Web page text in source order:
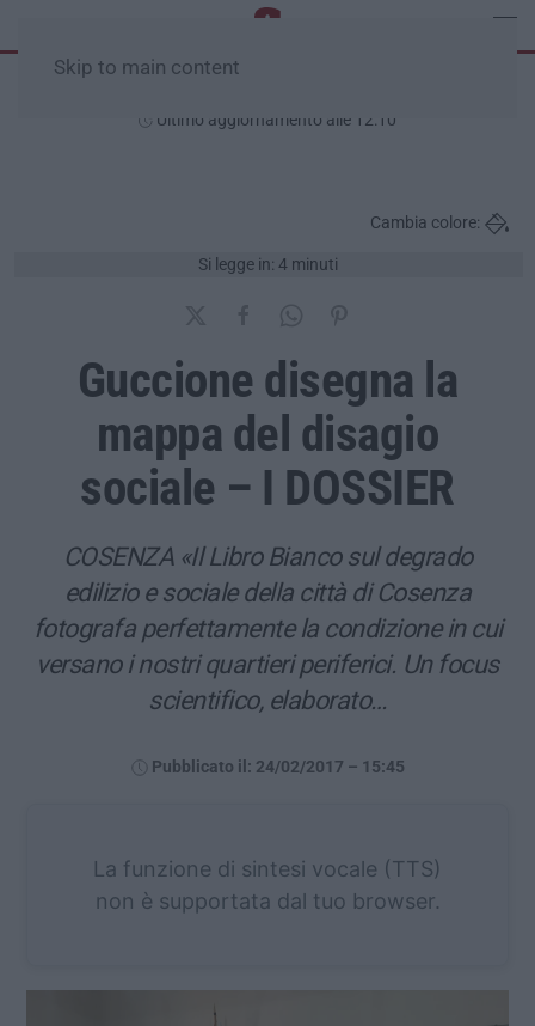
Skip to main content
Ultimo aggiornamento alle 12:10
Si legge in: 4 minuti
Cambia colore:
Guccione disegna la
mappa del disagio
sociale – I DOSSIER
COSENZA «Il Libro Bianco sul degrado
edilizio e sociale della città di Cosenza
fotografa perfettamente la condizione in cui
versano i nostri quartieri periferici. Un focus
scientifico, elaborato…
Pubblicato il: 24/02/2017 – 15:45
La funzione di sintesi vocale (TTS)
non è supportata dal tuo browser.